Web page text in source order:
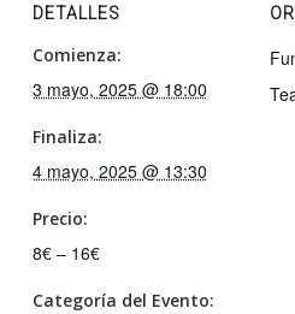
DETALLES
Comienza:
3 mayo, 2025 @ 18:00
Finaliza:
4 mayo, 2025 @ 13:30
Precio:
8€ – 16€
Categoría del Evento: